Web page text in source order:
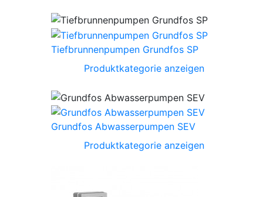
Tiefbrunnenpumpen Grundfos SP
Produktkategorie anzeigen
Grundfos Abwasserpumpen SEV
Produktkategorie anzeigen